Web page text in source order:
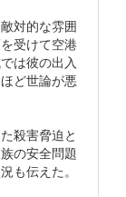
対的な雰囲
受けて空港
は彼の出入
ど世論が悪
殺害脅迫と
の安全問題
も伝えた。